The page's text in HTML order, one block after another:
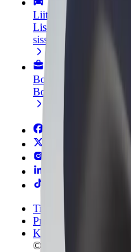
Liitu sõidukipargi
Lisa oma sõidukipark
sissetulekut
Bolt for Business
Bolti teenused sinu
Tingimused
Privaatsus
Küpsised
© 2026 Bolt